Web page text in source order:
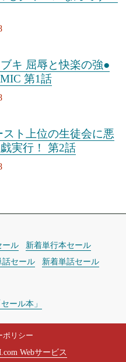
キ 屈辱と快楽の強●
第1話
ト上位の生徒会に悪
実行！ 第2話
ール
新着単行本セール
話セール 新着単話セール
ール本」
ポリシー
Webサービス